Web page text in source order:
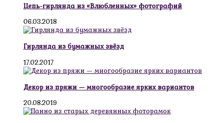
Цепь-гирлянда из «Влюбленных» фотографий
06.03.2018
Гирлянда из бумажных звёзд
17.02.2017
Декор из пряжи — многообразие ярких вариантов
20.08.2019